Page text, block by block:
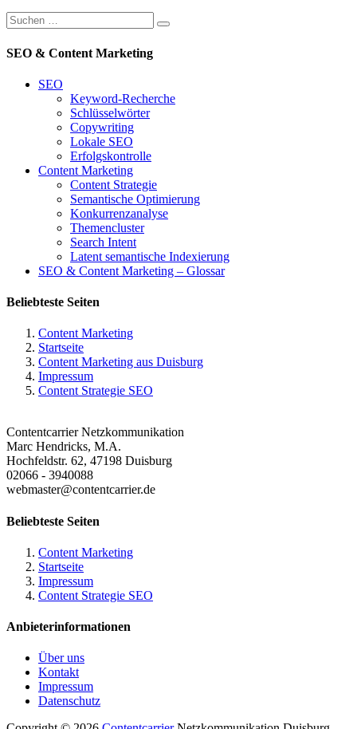
SEO & Content Marketing
SEO
Keyword-Recherche
Schlüsselwörter
Copywriting
Lokale SEO
Erfolgskontrolle
Content Marketing
Content Strategie
Semantische Optimierung
Konkurrenzanalyse
Themencluster
Search Intent
Latent semantische Indexierung
SEO & Content Marketing – Glossar
Beliebteste Seiten
Content Marketing
Startseite
Content Marketing aus Duisburg
Impressum
Content Strategie SEO
Contentcarrier Netzkommunikation
Marc Hendricks, M.A.
Hochfeldstr. 62, 47198 Duisburg
02066 - 3940088
webmaster@contentcarrier.de
Beliebteste Seiten
Content Marketing
Startseite
Impressum
Content Strategie SEO
Anbieterinformationen
Über uns
Kontakt
Impressum
Datenschutz